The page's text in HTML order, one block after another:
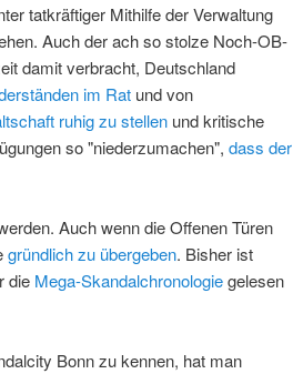
tatkräftiger Mithilfe der Verwaltung
Auch der ach so stolze Noch-OB-
damit verbracht, Deutschland
im Rat und von
ruhig zu stellen und kritische
so "niederzumachen", dass der
Auch wenn die Offenen Türen
gründlich zu übergeben. Bisher ist
die Mega-Skandalchronologiegelesen
Bonn zu kennen, hat man